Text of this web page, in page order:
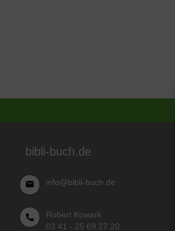
bibli-buch.de
info@bibli-buch.de
Robert Kowark
03 41 - 25 69 27 20